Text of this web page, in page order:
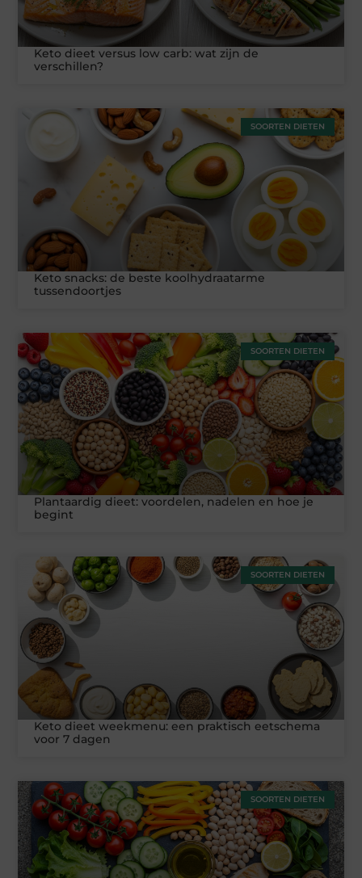
Keto dieet versus low carb: wat zijn de
verschillen?
SOORTEN DIETEN
Keto snacks: de beste koolhydraatarme
tussendoortjes
SOORTEN DIETEN
Plantaardig dieet: voordelen, nadelen en hoe je
begint
SOORTEN DIETEN
Keto dieet weekmenu: een praktisch eetschema
voor 7 dagen
SOORTEN DIETEN